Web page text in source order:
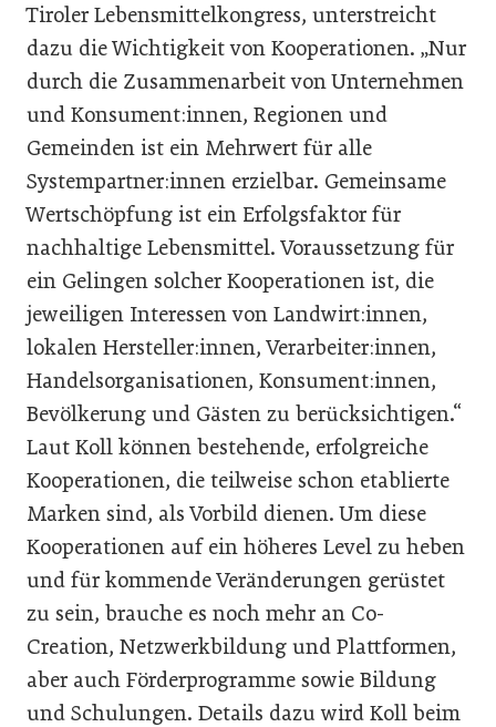
Tiroler Lebensmittelkongress, unterstreicht
dazu die Wichtigkeit von Kooperationen. „Nur
durch die Zusammenarbeit von Unternehmen
und Konsument:innen, Regionen und
Gemeinden ist ein Mehrwert für alle
Systempartner:innen erzielbar. Gemeinsame
Wertschöpfung ist ein Erfolgsfaktor für
nachhaltige Lebensmittel. Voraussetzung für
ein Gelingen solcher Kooperationen ist, die
jeweiligen Interessen von Landwirt:innen,
lokalen Hersteller:innen, Verarbeiter:innen,
Handelsorganisationen, Konsument:innen,
Bevölkerung und Gästen zu berücksichtigen.“
Laut Koll können bestehende, erfolgreiche
Kooperationen, die teilweise schon etablierte
Marken sind, als Vorbild dienen. Um diese
Kooperationen auf ein höheres Level zu heben
und für kommende Veränderungen gerüstet
zu sein, brauche es noch mehr an Co-
Creation, Netzwerkbildung und Plattformen,
aber auch Förderprogramme sowie Bildung
und Schulungen. Details dazu wird Koll beim